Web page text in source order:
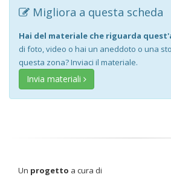
Migliora a questa scheda
Hai del materiale che riguarda
di foto, video o hai un aneddoto o una
questa zona? Inviaci il materiale.
Invia materiali
Un progetto a cura di